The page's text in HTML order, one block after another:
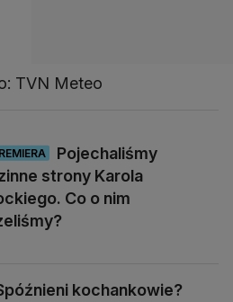
TVN Meteo
Pojechaliśmy
strony Karola
Co o nim
kochankowie?